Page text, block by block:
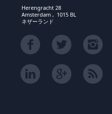
Herengracht 28
Amsterdam , 1015 BL
ネザーランド